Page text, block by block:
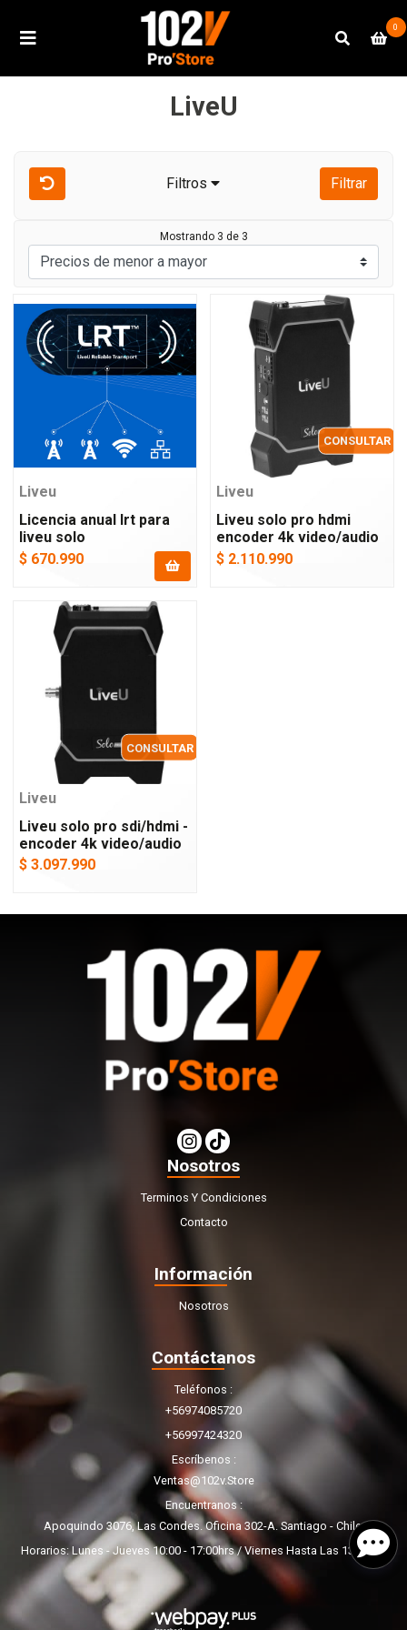
0
LiveU
Filtros Filtrar
Mostrando 3 de 3
Liveu
Licencia anual lrt para
liveu solo
$ 670.990
CONSULTAR
Liveu
Liveu solo pro hdmi
encoder 4k video/audio
$ 2.110.990
CONSULTAR
Liveu
Liveu solo pro sdi/hdmi -
encoder 4k video/audio
$ 3.097.990
Nosotros
Terminos Y Condiciones
Contacto
Información
Nosotros
Contáctanos
Teléfonos
+56974085720
+56997424320
Escríbenos
Ventas@102v.store
Encuentranos
Apoquindo 3076, Las Condes. Oficina 302-A. Santiago - Chile.
Horarios: Lunes - Jueves 10:00 - 17:00hrs / Viernes Hasta Las 13:00hrs